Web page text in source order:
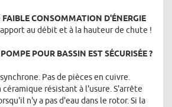
FAIBLE CONSOMMATION D'ÉNERGIE
au débit et à la hauteur de chute !
POUR BASSIN EST SÉCURISÉE ?
Pas de pièces en cuivre.
céramique résistant à l'usure. S'arrête
n'y a pas d'eau dans le rotor. Si la